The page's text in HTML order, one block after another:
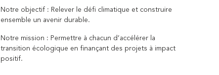
Notre objectif : Relever le défi climatique et construire
ensemble un avenir durable.
Notre mission : Permettre à chacun d’accélérer la
transition écologique en finançant des projets à impact
positif.